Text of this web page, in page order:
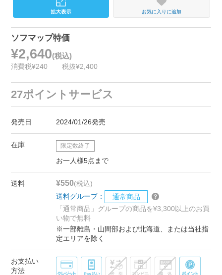
お気に入りに追加
ソフマップ特価
¥2,640(税込)
消費税¥240 税抜¥2,400
27ポイントサービス
発売日 2024/01/26発売
在庫 限定数終了
お一人様5点まで
送料 ¥550(税込)
送料グループ：
通常商品
「通常商品」グループの商品を¥3,300以上のお買
い物で無料
※一部離島・山間部および北海道、または当社指
定エリアを除く
お支払い
方法